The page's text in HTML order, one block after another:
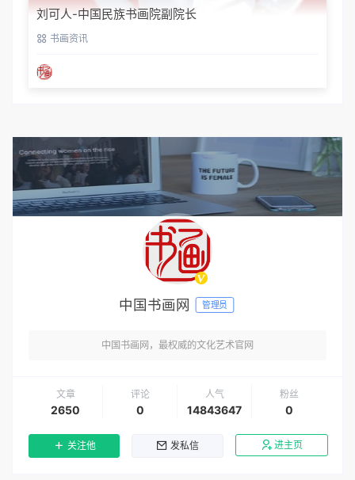
刘可人-中国民族书画院副院长
书画资讯
中国书画网 管理员
中国书画网，最权威的文化艺术官网
文章
2650
评论
0
人气
14843647
粉丝
0
关注他 发私信 进主页